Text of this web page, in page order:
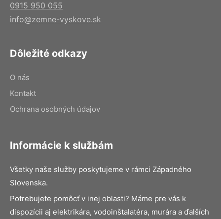
0915 950 055
info@zemne-vyskove.sk
Dôležité odkazy
O nás
Kontakt
Ochrana osobných údajov
Informácie k službám
Všetky naše služby poskytujeme v rámci Západného
Slovenska.
Potrebujete pomôcť v inej oblasti? Máme pre vás k
dispozícii aj elektrikára, vodoinštalatéra, murára a ďalších